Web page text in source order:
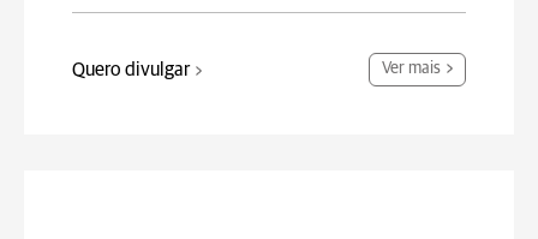
Quero divulgar Ver mais